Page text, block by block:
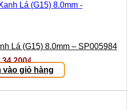
Lá (G15) 8.0mm – SP005984
34.200₫
vào giỏ hàng